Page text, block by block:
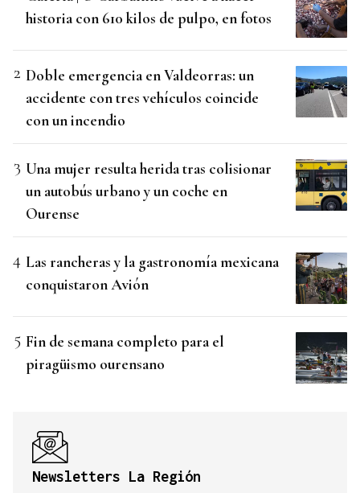
historia con 610 kilos de pulpo, en fotos
Doble emergencia en Valdeorras: un
accidente con tres vehículos coincide
con un incendio
Una mujer resulta herida tras colisionar
un autobús urbano y un coche en
Ourense
Las rancheras y la gastronomía mexicana
conquistaron Avión
Fin de semana completo para el
piragüismo ourensano
Newsletters La Región